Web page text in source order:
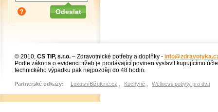
© 2010, CS TIP, s.r.o. – Zdravotnické potřeby a doplňky -
Podle zákona o evidenci tržeb je prodávající povinen vystavit kupujícímu
technického výpadku pak nejpozději do 48 hodin.
Partnerské odkazy: LuxusníBižuterie.cz Kuchyně Wellness pobyty pro dva